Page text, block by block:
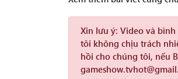
Xin lưu ý: Video và
tôi không chịu trách
hồi cho chúng tôi, nếu